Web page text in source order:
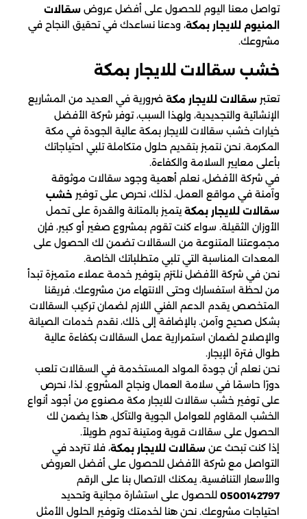
تواصل معنا اليوم للحصول على أفضل عروض سقالات
المنيوم للايجار بمكة، ودعنا نساعدك في تحقيق النجاح في
مشروعك.
خشب سقالات​ للايجار بمكة
تعتبر سقالات للايجار مكة ضرورية في العديد من المشاريع
الإنشائية والتجديدية، ولهذا السبب، توفر شركة الأفضل
خيارات خشب سقالات للايجار بمكة عالية الجودة في مكة
المكرمة. نحن نتمبز بتقديم حلول متكاملة تلبي احتياجاتك
بأعلى معايير السلامة والكفاءة.
في شركة الأفضل، نعلم أهمية وجود سقالات موثوقة
وآمنة في مواقع العمل. لذلك، نحرص على توفير خشب
سقالات للايجار بمكة يتميز بالمتانة والقدرة على تحمل
الأوزان الثقيلة. سواء كنت تقوم بمشروع صغير أو كبير، فإن
مجموعتنا المتنوعة من السقالات تضمن لك الحصول على
المعدات المناسبة التي تلبي متطلباتك الخاصة.
نحن في شركة الأفضل نلتزم بتوفير خدمة عملاء متميزة تبدأ
من لحظة استفسارك وحتى الانتهاء من مشروعك. فريقنا
المتخصص يقدم الدعم الفني اللازم لضمان تركيب السقالات
بشكل صحيح وآمن. بالإضافة إلى ذلك، نقدم خدمات الصيانة
والإصلاح لضمان استمرارية عمل السقالات بكفاءة عالية
طوال فترة الإيجار.
نحن نعلم أن جودة المواد المستخدمة في السقالات تلعب
دورًا حاسمًا في سلامة العمال ونجاح المشروع. لذا، نحرص
على توفير خشب سقالات للايجار مكة مصنوع من أجود أنواع
الخشب المقاوم للعوامل الجوية والتآكل. هذا يضمن لك
الحصول على سقالات قوية ومتينة تدوم طويلاً.
إذا كنت تبحث عن سقالات للايجار بمكة، فلا تتردد في
التواصل مع شركة الأفضل للحصول على أفضل العروض
والأسعار التنافسية. يمكنك الاتصال بنا على الرقم
0500142797 للحصول على استشارة مجانية وتحديد
احتياجات مشروعك. نحن هنا لخدمتك وتوفير الحلول الأمثل